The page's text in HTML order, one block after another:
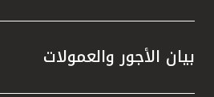
بيان الأجور والعمولات